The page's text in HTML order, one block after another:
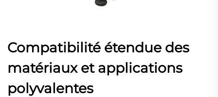
Compatibilité étendue des
matériaux et applications
polyvalentes